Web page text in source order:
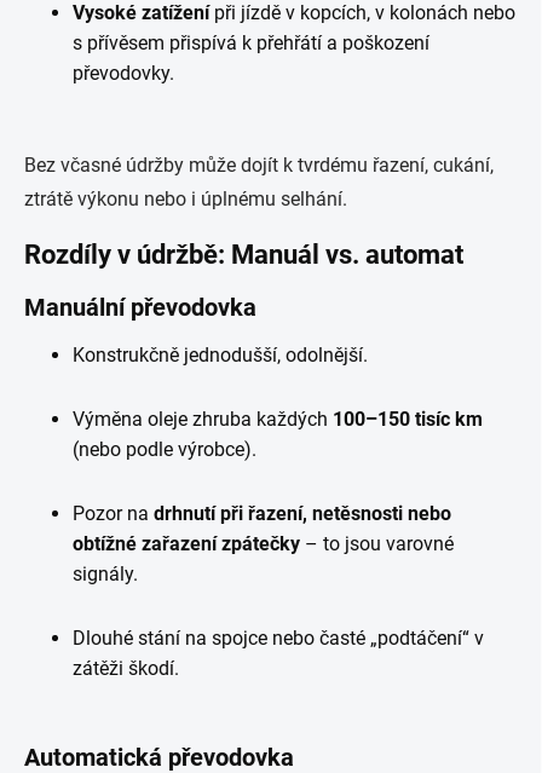
Vysoké zatíženípři jízdě v kopcích, v kolonách nebo
s přívěsem přispívá k přehřátí a poškození
převodovky.
Bez včasné údržby může dojít k tvrdému řazení, cukání,
ztrátě výkonu nebo i úplnému selhání.
Rozdíly v údržbě: Manuál vs. automat
Manuální převodovka
Konstrukčně jednodušší, odolnější.
Výměna oleje zhruba každých 100–150 tisíc km
(nebo podle výrobce).
Pozor na drhnutí při řazení, netěsnosti nebo
obtížné zařazení zpátečky – to jsou varovné
signály.
Dlouhé stání na spojce nebo časté „podtáčení“ v
zátěži škodí.
Automatická převodovka